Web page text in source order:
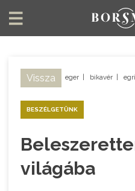
Vissza eger bikavér
BESZÉLGETÜNK
világába